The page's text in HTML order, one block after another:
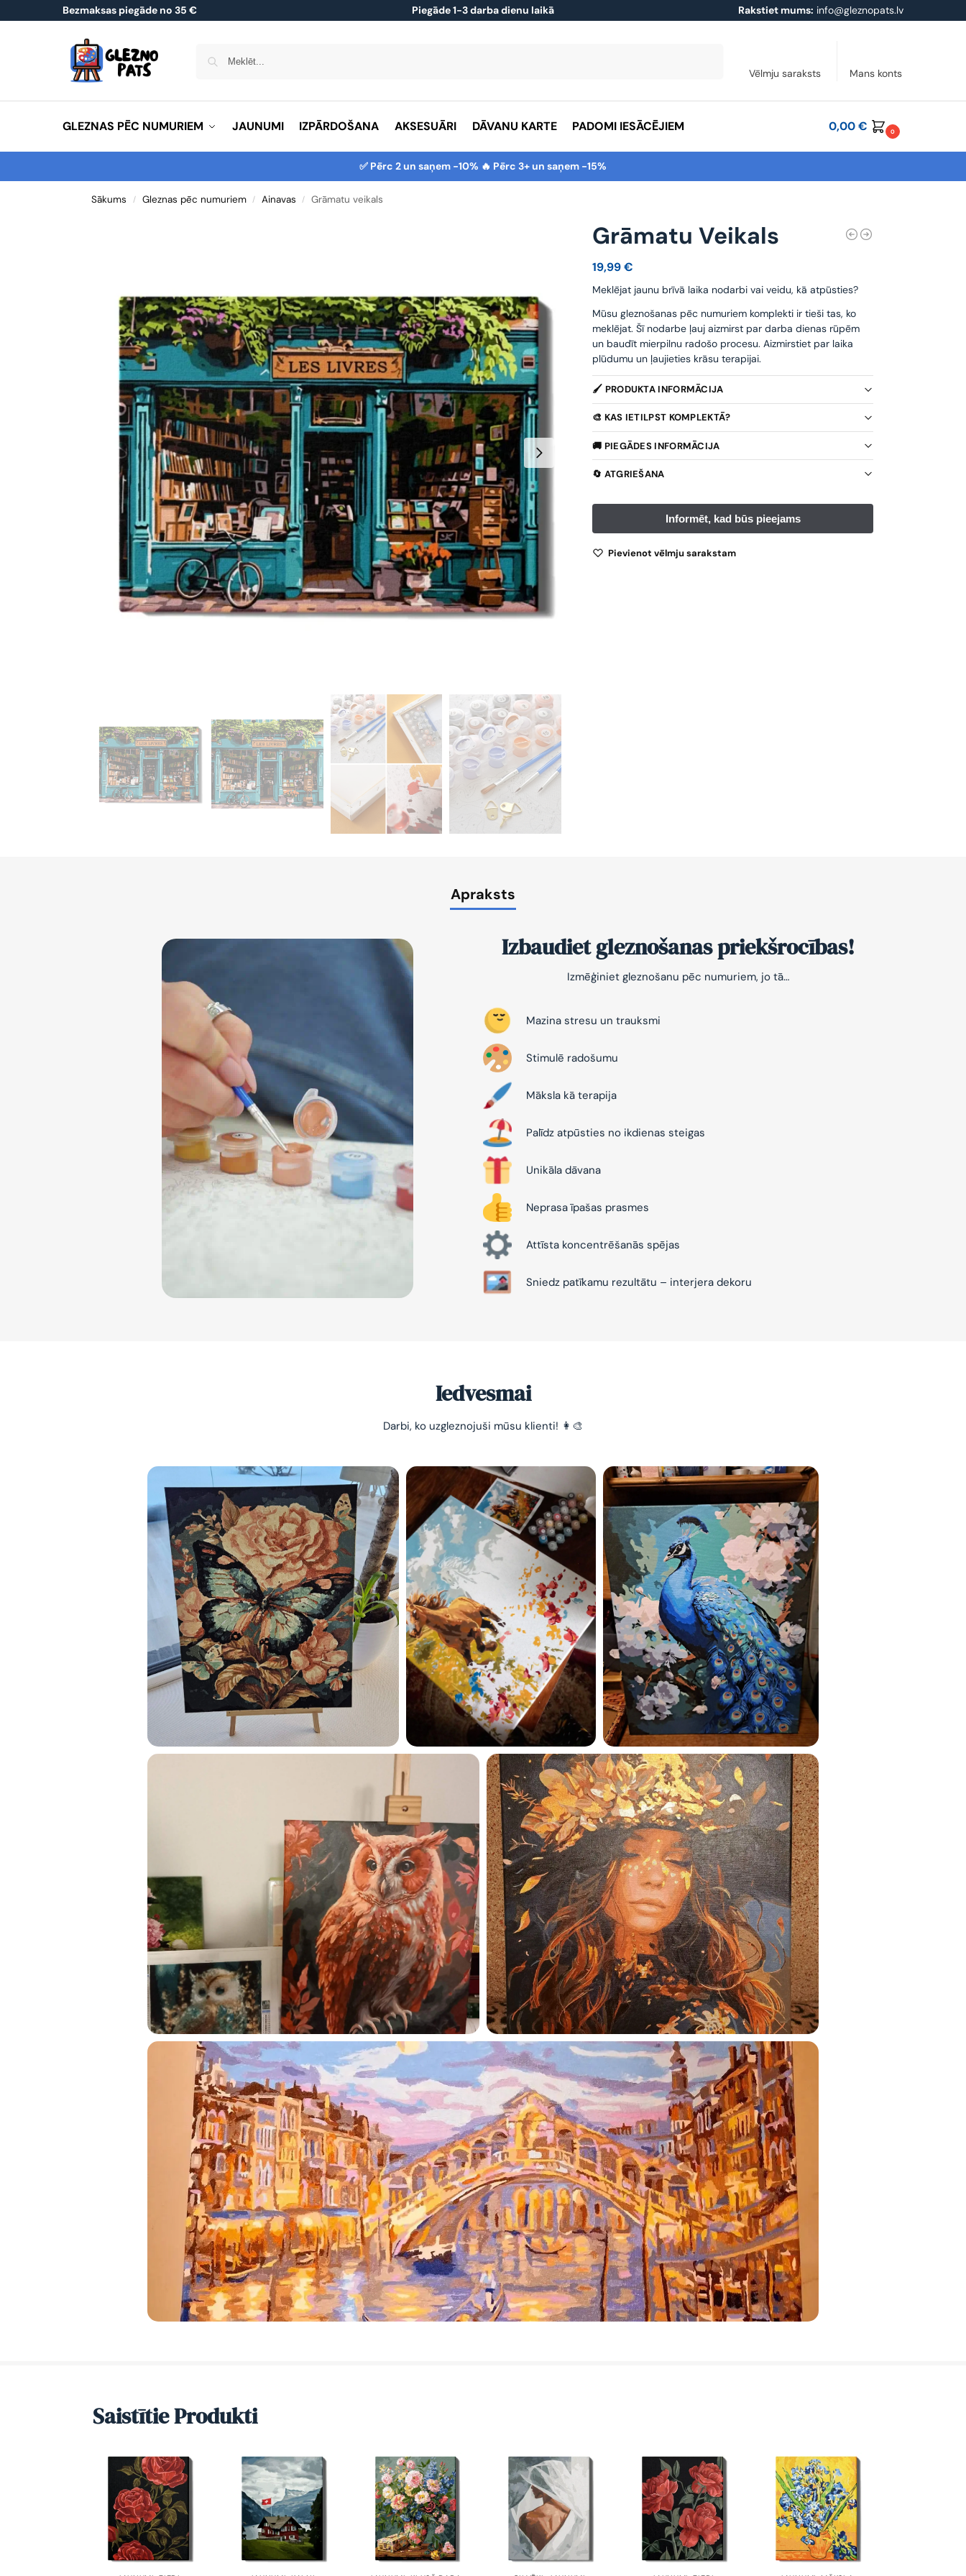
Bezmaksas piegāde no 35 € Piegāde 1-3 darba dienu laikā Rakstiet mums: info@gleznopats.lv
Vēlmju saraksts Mans konts
GLEZNAS PĒC NUMURIEM JAUNUMI IZPĀRDOŠANA AKSESUĀRI DĀVANU KARTE PADOMI IESĀCĒJIEM 0,00€ 0
✅ Pērc 2 un saņem -10% 🔥 Pērc 3+ un saņem -15%
Sākums / Gleznas pēc numuriem / Ainavas / Grāmatu veikals
Grāmatu Veikals
19,99€
Meklējat jaunu brīvā laika nodarbi vai veidu, kā atpūsties?
Mūsu gleznošanas pēc numuriem komplekti ir tieši tas, ko
meklējat. Šī nodarbe ļauj aizmirst par darba dienas rūpēm
un baudīt mierpilnu radošo procesu. Aizmirstiet par laika
plūdumu un ļaujieties krāsu terapijai.
🖌️ PRODUKTA INFORMĀCIJA
🎨 KAS IETILPST KOMPLEKTĀ?
🚚 PIEGĀDES INFORMĀCIJA
🔄 ATGRIEŠANA
Pievienot vēlmju sarakstam
Apraksts
Izbaudiet gleznošanas priekšrocības!
Izmēģiniet gleznošanu pēc numuriem, jo tā…
Mazina stresu un trauksmi
Stimulē radošumu
Māksla kā terapija
Palīdz atpūsties no ikdienas steigas
Unikāla dāvana
Neprasa īpašas prasmes
Attīsta koncentrēšanās spējas
Sniedz patīkamu rezultātu – interjera dekoru
Iedvesmai
Darbi, ko uzgleznojuši mūsu klienti! 👩‍🎨
Saistītie Produkti
-10% pirmajam
Vienkāršs veids, kā atslābināties un
nomierināt trauksmainās domas 😌
Esmu iepazinies ar GleznoPats.lv
privātuma politiku un piekrītu tai
GleznoPats.lvPrivātuma politika
SAŅEMT -10%